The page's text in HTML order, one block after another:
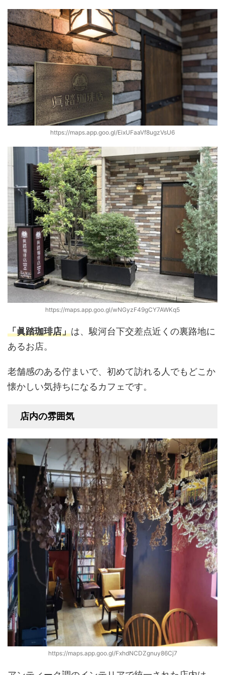
https://maps.app.goo.gl/EixUFaaVf8ugzVsU6
https://maps.app.goo.gl/wNGyzF49gCY7AWKq5
「眞踏珈琲店」は、駿河台下交差点近くの裏路地に
あるお店。
老舗感のある佇まいで、初めて訪れる人でもどこか
懐かしい気持ちになるカフェです。
店内の雰囲気
https://maps.app.goo.gl/FxhdNCDZgnuy86Cj7